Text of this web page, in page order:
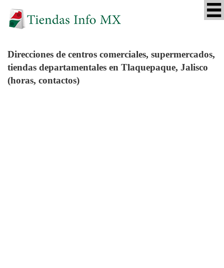
Direcciones de centros comerciales, supermercados,
tiendas departamentales en Tlaquepaque, Jalisco
(horas, contactos)